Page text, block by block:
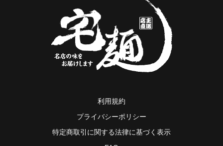
利用規約
プライバシーポリシー
特定商取引に関する法律に基づく表示